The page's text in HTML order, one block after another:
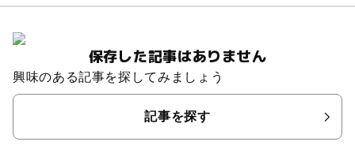
保存した記事はありません
興味のある記事を探してみましょう
記事を探す